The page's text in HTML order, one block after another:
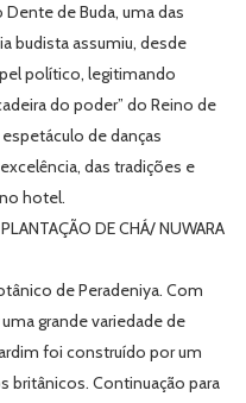
de Buda, uma das
budista assumiu, desde
político, legitimando
do poder” do Reino de
de danças
das tradições e
hotel.
DE CHÁ/ NUWARA
de Peradeniya. Com
grande variedade de
foi construído por um
britânicos. Continuação para